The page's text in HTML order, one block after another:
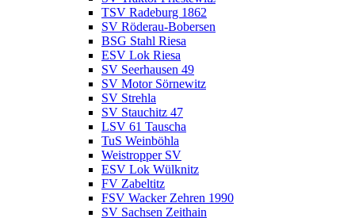
TSV Radeburg 1862
SV Röderau-Bobersen
BSG Stahl Riesa
ESV Lok Riesa
SV Seerhausen 49
SV Motor Sörnewitz
SV Strehla
SV Stauchitz 47
LSV 61 Tauscha
TuS Weinböhla
Weistropper SV
ESV Lok Wülknitz
FV Zabeltitz
FSV Wacker Zehren 1990
SV Sachsen Zeithain